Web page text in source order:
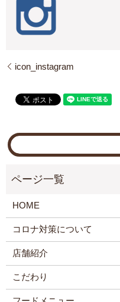
icon_instagram
HOME
コロナ対策について
店舗紹介
こだわり